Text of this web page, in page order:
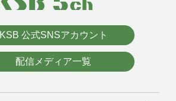
KSB 公式SNSアカウント
配信メディア一覧